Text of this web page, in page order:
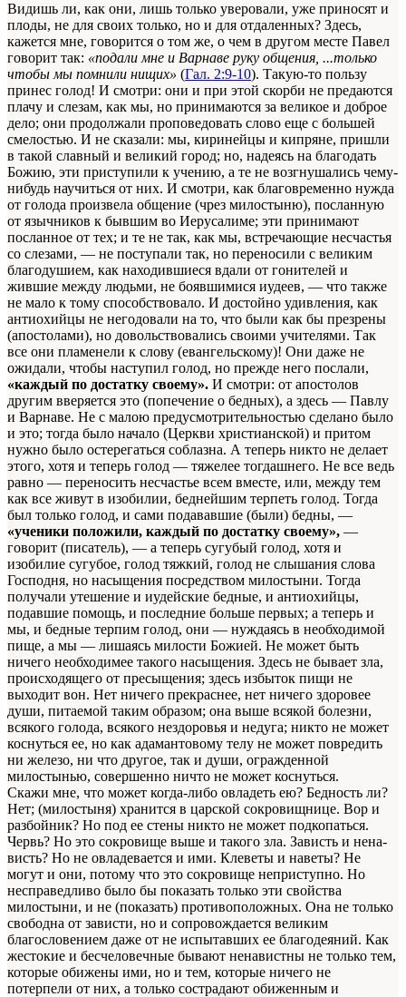
Видишь ли, как они, лишь только уверовали, уже приносят и
плоды, не для своих только, но и для отдаленных? Здесь,
кажется мне, говорится о том же, о чем в другом месте Павел
говорит так: «подали мне и Варнаве руку общения, ...только
чтобы мы помнили нищих» (Гал. 2:9-10). Такую-то пользу
принес голод! И смотри: они и при этой скорби не предаются
плачу и слезам, как мы, но прини­маются за великое и доброе
дело; они продолжали проповедо­вать слово еще с большей
смелостью. И не сказали: мы, кири­нейцы и кипряне, пришли
в такой славный и великий город; но, надеясь на благодать
Божию, эти приступили к учению, а те не возгнушались чему-
нибудь научиться от них. И смотри, как благовременно нужда
от голода произвела общение (чрез милостыню), посланную
от язычников к бывшим во Иеруса­лиме; эти принимают
посланное от тех; и те не так, как мы, встречающие несчастья
со слезами, — не поступали так, но переносили с великим
благодушием, как находившиеся вдали от гонителей и
жившие между людьми, не боявшимися иудеев, — что также
не мало к тому способствовало. И до­стойно удивления, как
антиохийцы не негодовали на то, что были как бы презрены
(апостолами), но довольствовались своими учителями. Так
все они пламенели к слову (евангельскому)! Они даже не
ожидали, чтобы наступил голод, но прежде него послали,
«каждый по достатку своему». И смотри: от апостолов
другим вверяется это (попе­чение о бедных), а здесь — Павлу
и Варнаве. Не с малою пре­дусмотрительностью сделано было
и это; тогда было начало (Церк­ви христианской) и притом
нужно было остерегаться соблазна. А теперь никто не делает
этого, хотя и теперь голод — тяже­лее тогдашнего. Не все ведь
равно — переносить несчастье всем вместе, или, между тем
как все живут в изобилии, бед­нейшим терпеть голод. Тогда
был только голод, и сами по­дававшие (были) бедны, —
«ученики положили, каждый по достатку своему», —
говорит (писатель), — а теперь сугубый голод, хотя и
изобилие сугубое, голод тяжкий, голод не слышания слова
Господня, но насыщения посредством милостыни. Тогда
получали утешение и иудейские бедные, и антиохийцы,
подавшие помощь, и последние больше первых; а теперь и
мы, и бедные терпим голод, они — нуждаясь в необходимой
пище, а мы — лишаясь милости Бо­жией. Не может быть
ничего необходимее такого насыщения. Здесь не бывает зла,
происходящего от пресыщения; здесь из­быток пищи не
выходит вон. Нет ничего прекраснее, нет ничего здоровее
души, питаемой таким образом; она выше всякой болезни,
всякого голода, всякого нездоровья и недуга; никто не может
коснуться ее, но как адамантовому телу не может повредить
ни железо, ни что другое, так и души, ограж­денной
милостынью, совершенно ничто не может коснуться.
Скажи мне, что может когда-либо овладеть ею? Бедность ли?
Нет; (милостыня) хранится в царской сокровищнице. Вор и
разбойник? Но под ее стены никто не может подкопаться.
Червь? Но это сокровище выше и такого зла. Зависть и нена­
висть? Но не овладевается и ими. Клеветы и наветы? Не
могут и они, потому что это сокровище неприступно. Но
несправед­ливо было бы показать только эти свойства
милостыни, и не (по­казать) противоположных. Она не только
свободна от зависти, но и сопровождается великим
благословением даже от не ис­пытавших ее благодеяний. Как
жестокие и бесчеловечные бы­вают ненавистны не только тем,
которые обижены ими, но и тем, которые ничего не
потерпели от них, а только состра­дают обиженным и